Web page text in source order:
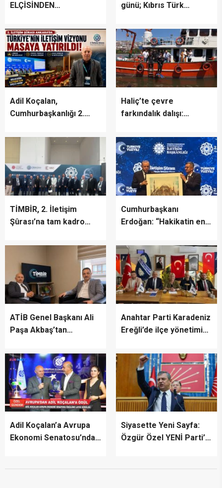
ELÇİSİNDEN
DUYGUSAL MESAJ:
“BURASI BENİM İKİNCİ
EVİM”
günü; Kıbrıs Türk
çınarı vefat etti
Adil Koçalan,
Cumhurbaşkanlığı 2.
Haliç’te çevre
farkındalık dalışı:
asla mümkün değil”
TİMBİR, 2. İletişim
Şûrası’na tam kadro
Cumhurbaşkanı
Erdoğan: “Hakikatin en
dönemden geçiyoruz”
ATİB Genel Başkanı Ali
Paşa Akbaş’tan
Anahtar Parti Karadeniz
Ereğli’de ilçe yönetimini
Adil Koçalan’a Avrupa
Ekonomi Senatosu’ndan
Siyasette Yeni Sayfa:
Özgür Özel YENİ Parti’yi